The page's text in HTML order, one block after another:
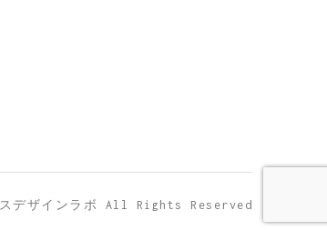
デザインラボ All Rights Reserved